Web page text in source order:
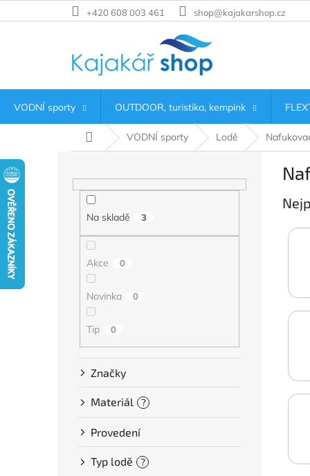
na
+420 608 003 461 shop@kajakarshop.cz
VODNÍ sporty OUTDOOR, turistika, kempink
Domů VODNÍ sporty Lodě
Na skladě 3
Akce 0
Novinka 0
Tip 0
Značky
Materiál ?
Provedení
Typ lodě ?